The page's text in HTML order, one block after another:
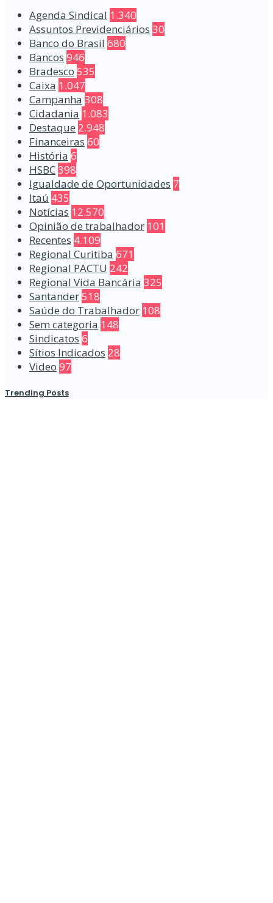
Agenda Sindical 1.340
Assuntos Previdenciários 30
Banco do Brasil 680
Bancos 946
Bradesco 535
Caixa 1.047
Campanha 308
Cidadania 1.083
Destaque 2.948
Financeiras 60
História 6
HSBC398
Igualdade de Oportunidades 7
Itaú 435
Notícias 12.570
Opinião de trabalhador 101
Recentes 4.109
Regional Curitiba 671
Regional PACTU 242
Regional Vida Bancária 325
Santander518
Saúde do Trabalhador 108
Sem categoria 148
Sindicatos 6
Sítios Indicados 28
Video 97
Trending Posts